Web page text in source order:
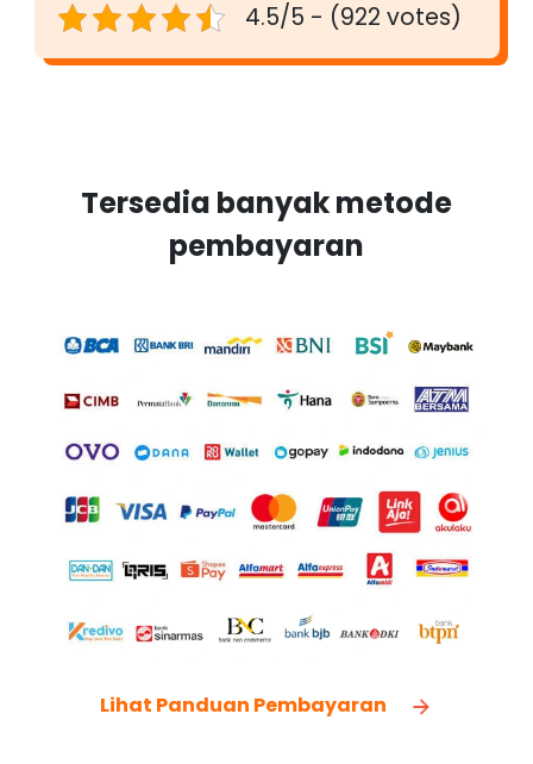
4.5/5 - (922 votes)
Tersedia banyak metode
pembayaran
Lihat Panduan Pembayaran